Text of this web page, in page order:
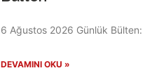
6 Ağustos 2026 Günlük Bülten:
DEVAMINI OKU »